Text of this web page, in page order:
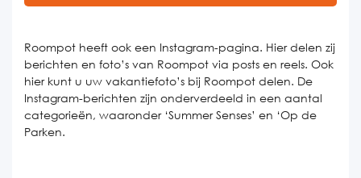
Roompot heeft ook een Instagram-pagina. Hier delen zij
berichten en foto’s van Roompot via posts en reels. Ook
hier kunt u uw vakantiefoto’s bij Roompot delen. De
Instagram-berichten zijn onderverdeeld in een aantal
categorieën, waaronder ‘Summer Senses’ en ‘Op de
Parken.